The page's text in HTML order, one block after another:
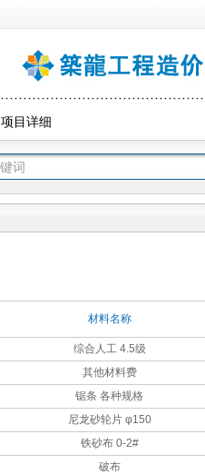
项目详细
材料名称
综合人工 4.5级
其他材料费
锯条 各种规格
尼龙砂轮片 φ150
铁砂布 0-2#
破布